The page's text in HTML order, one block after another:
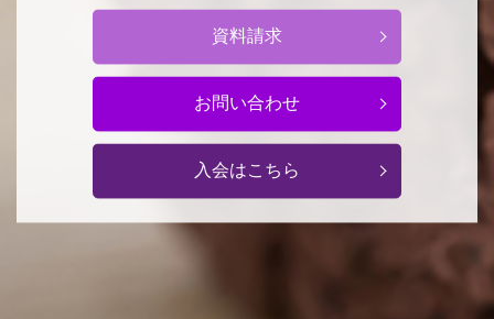
資料請求
お問い合わせ
入会はこちら